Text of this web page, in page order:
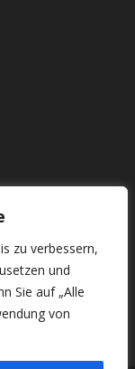
zu verbessern,
und
Sie auf „Alle
von